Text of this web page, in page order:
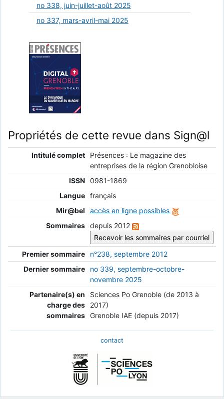
no 338, juin-juillet-août 2025
no 337, mars-avril-mai 2025
Propriétés de cette revue dans Sign@l
Intitulé complet
Présences : Le magazine des
entreprises de la région Grenobloise
ISSN 0981-1869
Langue français
Mir@bel
accès en ligne possibles
Sommaires depuis 2012
Premier sommaire
n°238, septembre 2012
Dernier sommaire
no 339, septembre-octobre-
novembre 2025
Partenaire(s) en
charge des
sommaires
Sciences Po Grenoble (de 2013 à
2017)
Grenoble IAE (depuis 2017)
contact